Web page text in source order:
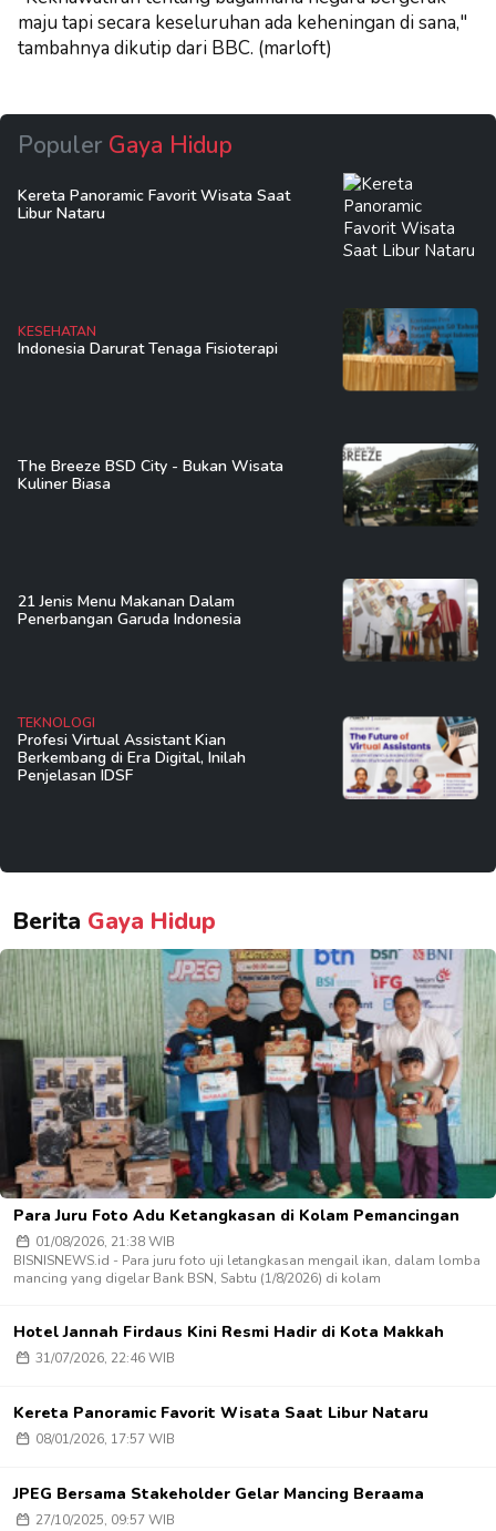
maju tapi secara keseluruhan ada keheningan di sana,"
tambahnya dikutip dari BBC. (marloft)
Populer Gaya Hidup
Kereta Panoramic Favorit Wisata Saat
Libur Nataru
KESEHATAN
Indonesia Darurat Tenaga Fisioterapi
The Breeze BSD City - Bukan Wisata
Kuliner Biasa
21 Jenis Menu Makanan Dalam
Penerbangan Garuda Indonesia
TEKNOLOGI
Profesi Virtual Assistant Kian
Berkembang di Era Digital, Inilah
Penjelasan IDSF
Berita Gaya Hidup
Para Juru Foto Adu Ketangkasan di Kolam Pemancingan
01/08/2026, 21:38 WIB
BISNISNEWS.id - Para juru foto uji letangkasan mengail ikan, dalam lomba
mancing yang digelar Bank BSN, Sabtu (1/8/2026) di kolam
Hotel Jannah Firdaus Kini Resmi Hadir di Kota Makkah
31/07/2026, 22:46 WIB
Kereta Panoramic Favorit Wisata Saat Libur Nataru
08/01/2026, 17:57 WIB
JPEG Bersama Stakeholder Gelar Mancing Beraama
27/10/2025, 09:57 WIB